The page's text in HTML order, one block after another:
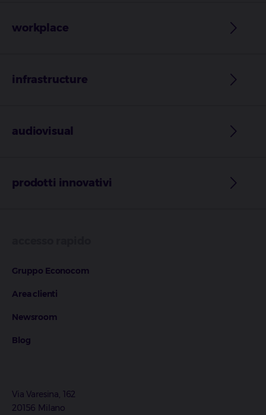
workplace
infrastructure
audiovisual
prodotti innovativi
Gruppo Econocom
Area clienti
Newsroom
Blog
Via Varesina, 162
20156 Milano